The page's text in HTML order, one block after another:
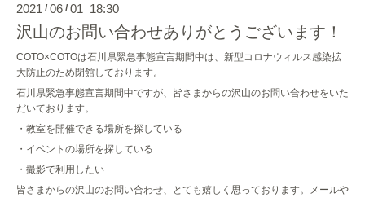
2021 / 06 / 01 18:30
沢山のお問い合わせありがとうございます！
COTO×COTOは石川県緊急事態宣言期間中は、新型コロナウィルス感染拡
大防止のため閉館しております。
石川県緊急事態宣言期間中ですが、皆さまからの沢山のお問い合わせをいた
だいております。
・教室を開催できる場所を探している
・イベントの場所を探している
・撮影で利用したい
皆さまからの沢山のお問い合わせ、とても嬉しく思っております。メールや